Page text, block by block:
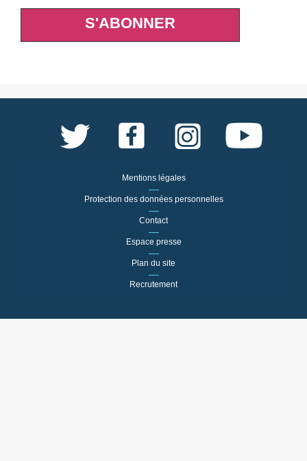
S'ABONNER
Mentions légales
Protection des données personnelles
Contact
Espace presse
Plan du site
Recrutement